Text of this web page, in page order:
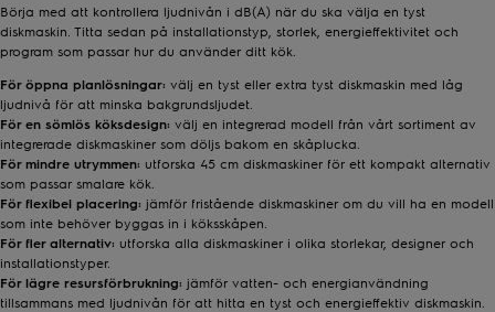
Börja med att kontrollera ljudnivån i dB(A) när du ska välja en tyst
diskmaskin. Titta sedan på installationstyp, storlek, energieffektivitet och
program som passar hur du använder ditt kök.
För öppna planlösningar: välj en tyst eller extra tyst diskmaskin med låg
ljudnivå för att minska bakgrundsljudet.
För en sömlös köksdesign: välj en integrerad modell från vårt sortiment av
integrerade diskmaskiner som döljs bakom en skåplucka.
För mindre utrymmen: utforska 45 cm diskmaskiner för ett kompakt alternativ
som passar smalare kök.
För flexibel placering: jämför fristående diskmaskiner om du vill ha en modell
som inte behöver byggas in i köksskåpen.
För fler alternativ: utforska alla diskmaskiner i olika storlekar, designer och
installationstyper.
För lägre resursförbrukning: jämför vatten- och energianvändning
tillsammans med ljudnivån för att hitta en tyst och energieffektiv diskmaskin.